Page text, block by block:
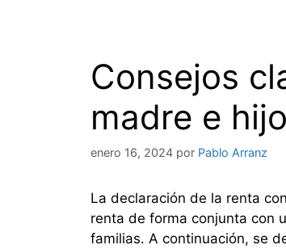
Consejos
madre e
enero 16, 2024 por Pablo Arranz
La declaración de la renta
renta de forma conjunta con
familias. A continuación, se